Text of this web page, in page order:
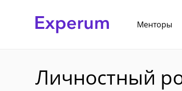
Менторы
Личностный